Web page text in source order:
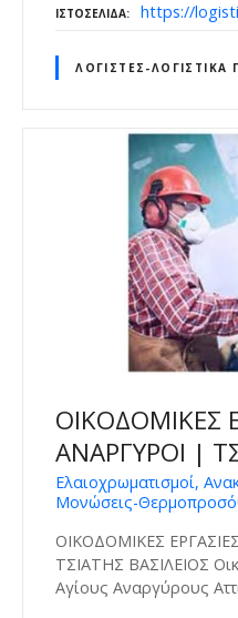
ΙΣΤΟΣΕΛΊΔΑ https://
ΛΟΓΙΣΤΈΣ-ΛΟΓΙΣΤΙΚΆ
ΟΙΚΟΔΟΜΙΚΕΣ
ΑΝΑΡΓΥΡΟΙ |
Ελαιοχρωματισμοί,
Μονώσεις-
ΟΙΚΟΔΟΜΙΚΕΣ
ΤΣΙΑΤΗΣ ΒΑΣΙΛΕΙΟΣ
Αγίους Αναργύρους